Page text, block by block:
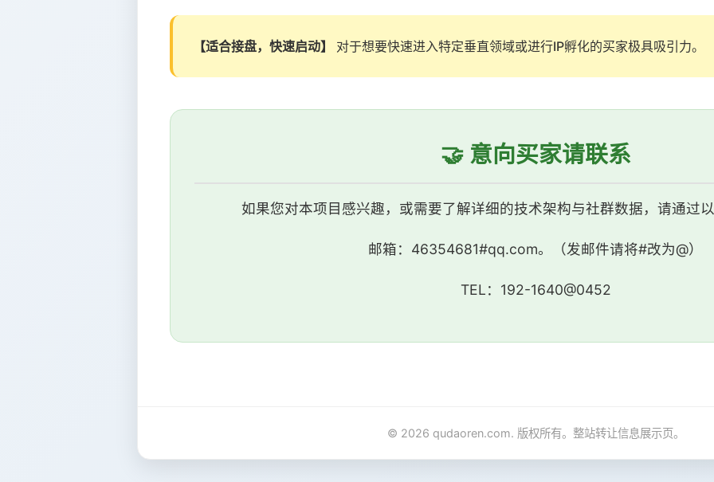
【适合接盘，快速启动】 对于想要快速进入特定垂直领域或进行IP孵化的买家极具吸引力。
🤝 意向买家请联系
如果您对本项目感兴趣，或需要了解详细的技术架构与社群数据，请通过
邮箱：46354681#qq.com。（发邮件请将#改为@）
TEL：192-1640@0452
© 2026 qudaoren.com. 版权所有。整站转让信息展示页。